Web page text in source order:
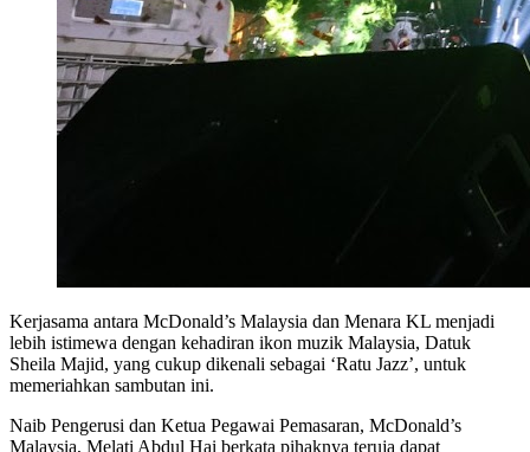
Kerjasama antara McDonald’s Malaysia dan Menara KL menjadi
lebih istimewa dengan kehadiran ikon muzik Malaysia, Datuk
Sheila Majid, yang cukup dikenali sebagai ‘Ratu Jazz’, untuk
memeriahkan sambutan ini.
Naib Pengerusi dan Ketua Pegawai Pemasaran, McDonald’s
Malaysia, Melati Abdul Hai berkata pihaknya teruja dapat